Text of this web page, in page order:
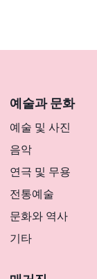
예술과 문화
예술 및 사진
음악
연극 및 무용
전통예술
문화와 역사
기타